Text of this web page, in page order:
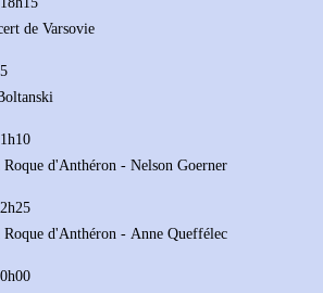
de Varsovie
d'Anthéron - Nelson Goerner
d'Anthéron - Anne Queffélec